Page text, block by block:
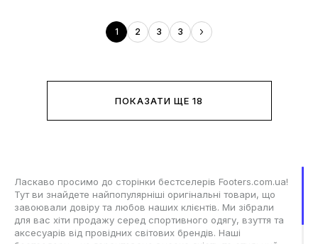
1 2 3 3
ПОКАЗАТИ ЩЕ 18
Ласкаво просимо до сторінки бестселерів Footers.com.ua!
Тут ви знайдете найпопулярніші оригінальні товари, що
завоювали довіру та любов наших клієнтів. Ми зібрали
для вас хіти продажу серед спортивного одягу, взуття та
аксесуарів від провідних світових брендів. Наші